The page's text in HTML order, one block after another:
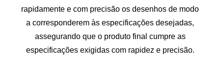
rapidamente e com precisão os desenhos de modo
a corresponderem às especificações desejadas,
assegurando que o produto final cumpre as
especificações exigidas com rapidez e precisão.